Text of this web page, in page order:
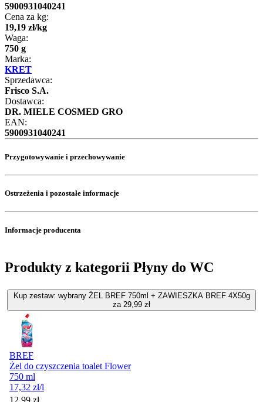
5900931040241
Cena za kg:
19,19 zł/kg
Waga:
750 g
Marka:
KRET
Sprzedawca:
Frisco S.A.
Dostawca:
DR. MIELE COSMED GRO
EAN:
5900931040241
Przygotowywanie i przechowywanie
Ostrzeżenia i pozostałe informacje
Informacje producenta
Produkty z kategorii Płyny do WC
Kup zestaw: wybrany ŻEL BREF 750ml + ZAWIESZKA BREF 4X50g
za 29,99 zł
BREF
Żel do czyszczenia toalet Flower
750 ml
17,32 zł/l
Cena promocyjna
12,99 zł